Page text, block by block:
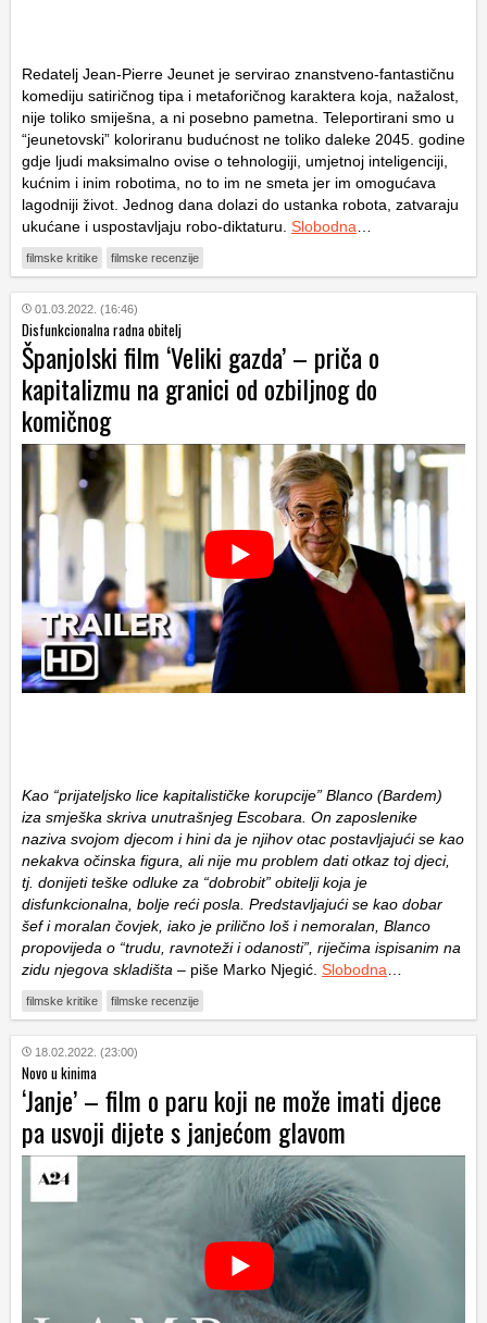
Redatelj Jean-Pierre Jeunet je servirao znanstveno-fantastičnu
komediju satiričnog tipa i metaforičnog karaktera koja, nažalost,
nije toliko smiješna, a ni posebno pametna. Teleportirani smo u
“jeunetovski” koloriranu budućnost ne toliko daleke 2045. godine
gdje ljudi maksimalno ovise o tehnologiji, umjetnoj inteligenciji,
kućnim i inim robotima, no to im ne smeta jer im omogućava
lagodniji život. Jednog dana dolazi do ustanka robota, zatvaraju
ukućane i uspostavljaju robo-diktaturu. Slobodna
filmske kritike filmske recenzije
01.03.2022. (16:46)
Disfunkcionalna radna obitelj
Španjolski film ‘Veliki gazda’ – priča o
kapitalizmu na granici od ozbiljnog do
komičnog
Kao “prijateljsko lice kapitalističke korupcije” Blanco (Bardem)
iza smješka skriva unutrašnjeg Escobara. On zaposlenike
naziva svojom djecom i hini da je njihov otac postavljajući se kao
nekakva očinska figura, ali nije mu problem dati otkaz toj djeci,
tj. donijeti teške odluke za “dobrobit” obitelji koja je
disfunkcionalna, bolje reći posla. Predstavljajući se kao dobar
šef i moralan čovjek, iako je prilično loš i nemoralan, Blanco
propovijeda o “trudu, ravnoteži i odanosti”, riječima ispisanim na
zidu njegova skladišta – piše Marko Njegić. Slobodna
filmske kritike filmske recenzije
18.02.2022. (23:00)
Novo u kinima
‘Janje’ – film o paru koji ne može imati djece
pa usvoji dijete s janjećom glavom